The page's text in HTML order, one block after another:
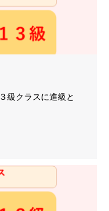
級クラスに進級と